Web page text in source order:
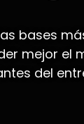
bases
mejor el
del